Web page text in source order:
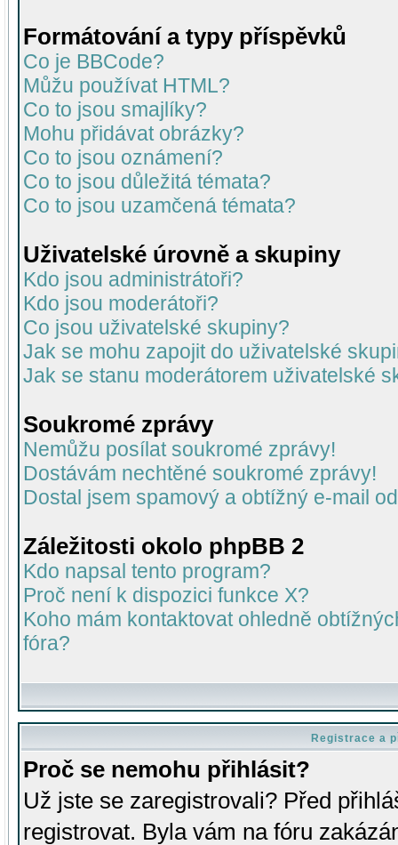
Formátování a typy příspěvků
Co je BBCode?
Můžu používat HTML?
Co to jsou smajlíky?
Mohu přidávat obrázky?
Co to jsou oznámení?
Co to jsou důležitá témata?
Co to jsou uzamčená témata?
Uživatelské úrovně a skupiny
Kdo jsou administrátoři?
Kdo jsou moderátoři?
Co jsou uživatelské skupiny?
Jak se mohu zapojit do uživatelské
Jak se stanu moderátorem uživatelské
Soukromé zprávy
Nemůžu posílat soukromé zprávy!
Dostávám nechtěné soukromé zprávy!
Dostal jsem spamový a obtížný e-mail
Záležitosti okolo phpBB 2
Kdo napsal tento program?
Proč není k dispozici funkce X?
Koho mám kontaktovat ohledně
fóra?
Registrace a
Proč se nemohu přihlásit?
Už jste se zaregistrovali? Před
registrovat. Byla vám na fóru